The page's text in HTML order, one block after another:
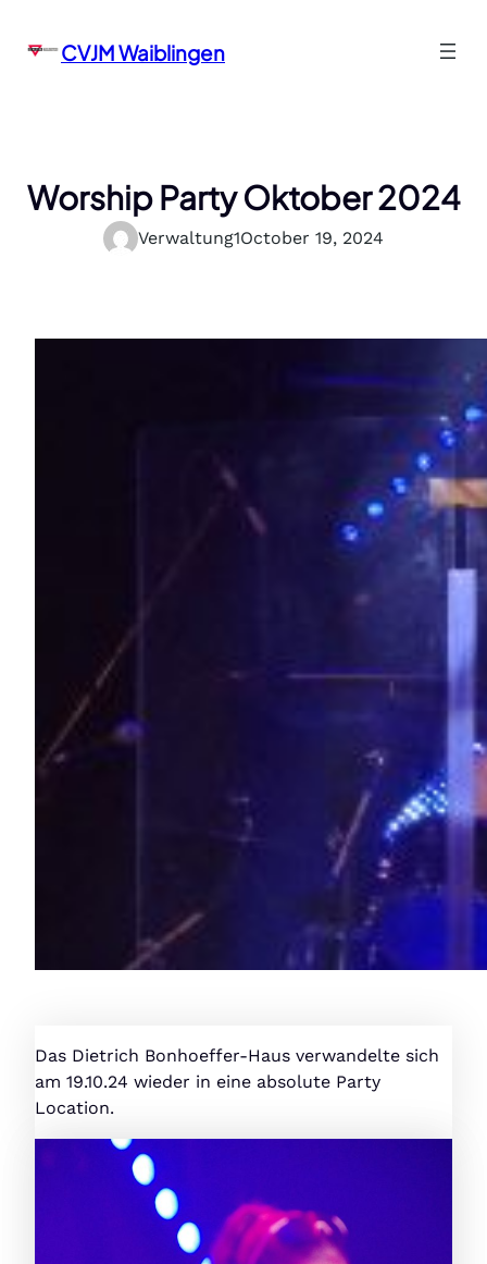
CVJM Waiblingen
Worship Party Oktober 2024
Verwaltung1October 19, 2024
Das Dietrich Bonhoeffer-Haus verwandelte sich
am 19.10.24 wieder in eine absolute Party
Location.